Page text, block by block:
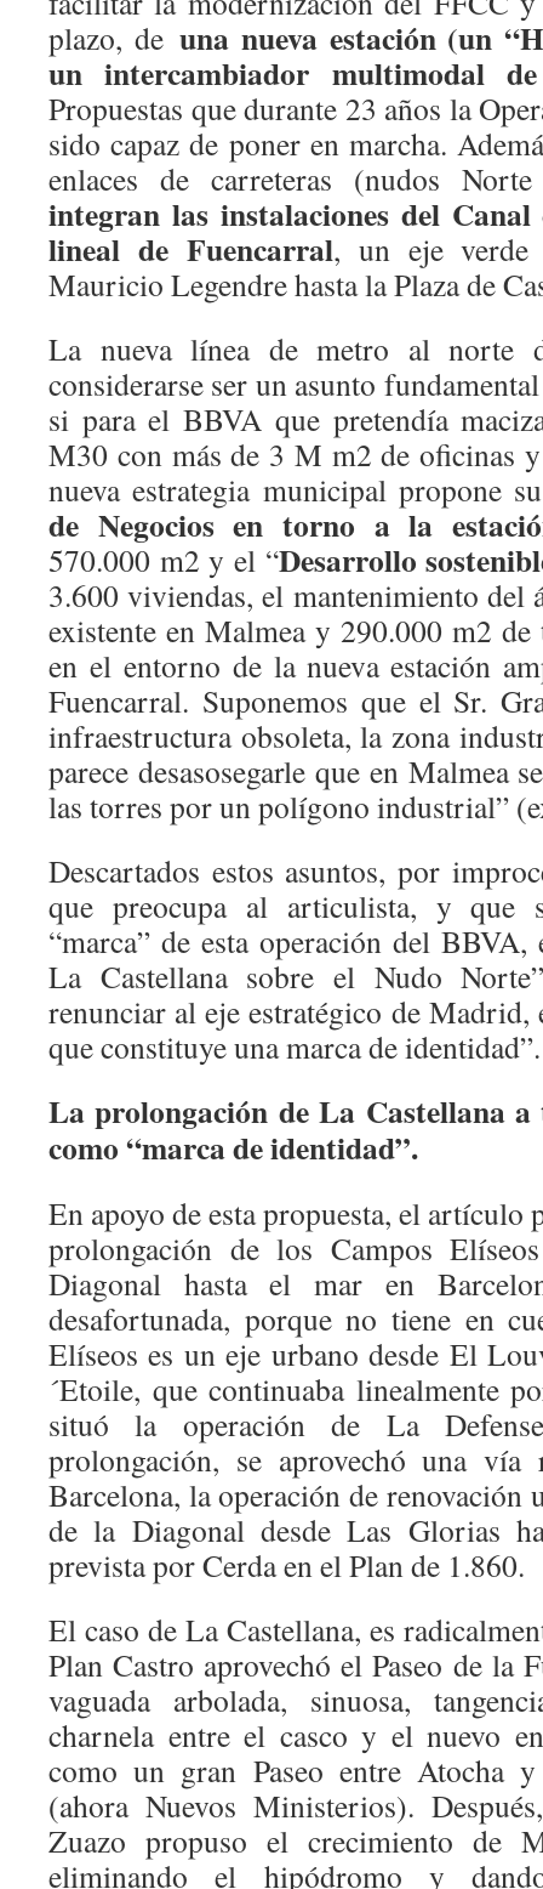
plazo, de una nueva estación (un
un intercambiador multimodal
Propuestas que durante 23 años la
sido capaz de poner en marcha.
enlaces de carreteras (nudos
integran las instalaciones del
lineal de Fuencarral, un eje verde
Mauricio Legendre hasta la Plaza de
La nueva línea de metro al norte
considerarse ser un asunto
si para el BBVA que pretendía
M30 con más de 3 M m2 de oficinas
nueva estrategia municipal propone
de Negocios en torno a la
570.000 m2 y el “Desarrollo
3.600 viviendas, el mantenimiento del
existente en Malmea y 290.000 m2
en el entorno de la nueva estación
Fuencarral. Suponemos que el Sr.
infraestructura obsoleta, la zona
parece desasosegarle que en Malmea
las torres por un polígono industrial”
Descartados estos asuntos, por
que preocupa al articulista, y que
“marca” de esta operación del
La Castellana sobre el Nudo
renunciar al eje estratégico de
que constituye una marca de identidad”.
La prolongación de La Castellana
como “marca de identidad”.
En apoyo de esta propuesta, el artículo
prolongación de los Campos
Diagonal hasta el mar en
desafortunada, porque no tiene en
Elíseos es un eje urbano desde El
´Etoile, que continuaba linealmente
situó la operación de La
prolongación, se aprovechó una
Barcelona, la operación de renovación
de la Diagonal desde Las Glorias
prevista por Cerda en el Plan de 1.860.
El caso de La Castellana, es
Plan Castro aprovechó el Paseo de la
vaguada arbolada, sinuosa,
charnela entre el casco y el nuevo
como un gran Paseo entre Atocha
(ahora Nuevos Ministerios).
Zuazo propuso el crecimiento de
eliminando el hipódromo y